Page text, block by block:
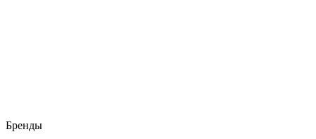
Бренды